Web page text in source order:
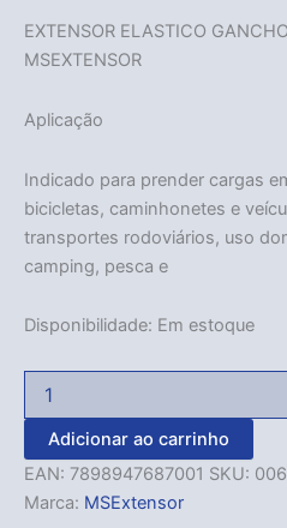
EXTENSOR ELASTICO
MSEXTENSOR
Aplicação
Indicado para prender cargas
bicicletas, caminhonetes e
transportes rodoviários, uso
camping, pesca e
Disponibilidade: Em estoque
Adicionar ao carrinho
EAN: 7898947687001 SKU:
Marca: MSExtensor